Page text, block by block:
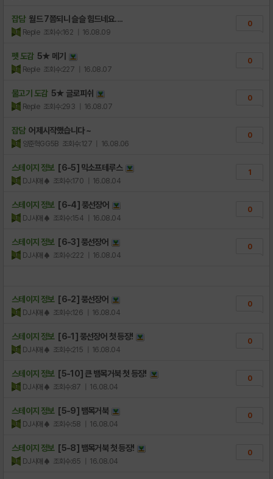
잡담 월드 7쯤되니 슬슬 힘드네요....
Reple 조회수:162 | 16.08.09
0
펫 도감 5★ 메기
Reple 조회수:227 | 16.08.07
0
물고기 도감 5★ 글로피쉬
Reple 조회수:293 | 16.08.07
0
잡담 어제시작했습니다 ~
양준혁GG5B 조회수:127 | 16.08.06
0
스테이지 정보 [6-5] 믹소프테루스
DJ사애♠ 조회수:170 | 16.08.04
1
스테이지 정보 [6-4] 풍선장어
DJ사애♠ 조회수:154 | 16.08.04
0
스테이지 정보 [6-3] 풍선장어
DJ사애♠ 조회수:222 | 16.08.04
0
스테이지 정보 [6-2] 풍선장어
DJ사애♠ 조회수:126 | 16.08.04
0
스테이지 정보 [6-1] 풍선장어 첫 등장!
DJ사애♠ 조회수:215 | 16.08.04
0
스테이지 정보 [5-10] 큰 뱀목거북 첫 등장!
DJ사애♠ 조회수:87 | 16.08.04
0
스테이지 정보 [5-9] 뱀목거북
DJ사애♠ 조회수:58 | 16.08.04
0
스테이지 정보 [5-8] 뱀목거북 첫 등장!
DJ사애♠ 조회수:65 | 16.08.04
0